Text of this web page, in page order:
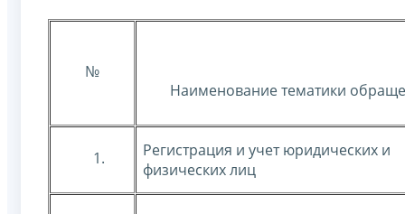
№
Наименование тематики
1.
Регистрация и учет юридических и
физических лиц